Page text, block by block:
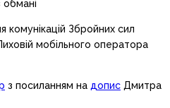
комунікацій Збройних сил
мобільного оператора
з посиланням на допис Дмитра